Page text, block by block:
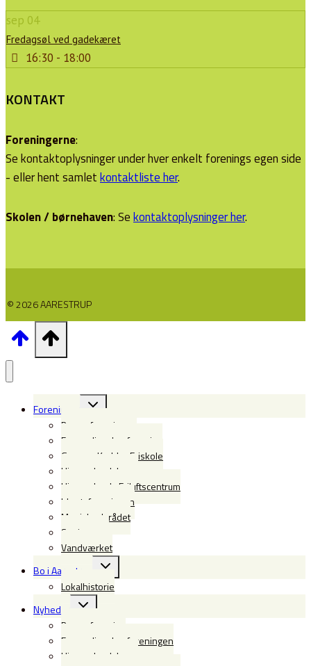
sep 04
Fredagsøl ved gadekæret
16:30 - 18:00
KONTAKT
Foreningerne:
Se kontaktoplysninger under hver enkelt forenings egen side
- eller hent samletkontaktliste her.
Skolen / børnehaven: Sekontaktoplysninger her.
© 2026 AARESTRUP
Foreninger
Skift
undermenu
Borgerforeningen
Forsamlingshusforening
Gregers Krabbe Friskole
Himmerlandsbyen
Himmerlands Friluftscentrum
Idrætsforeningen
Menighedsrådet
Seniorerne
Vandværket
Bo i Aarestrup
Skift
Lokalhistorie
Nyheder
Skift
undermenu
Borgerforening
Forsamlingshusforeningen
Himmerlandsbyen